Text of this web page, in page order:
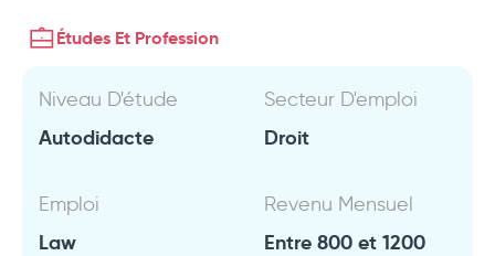
Études Et Profession
Niveau D'étude
Autodidacte
Secteur D'emploi
Droit
Emploi
Law
Revenu Mensuel
Entre 800 et 1200